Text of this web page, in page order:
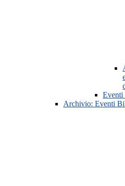
Eventi
Archivio: Eventi